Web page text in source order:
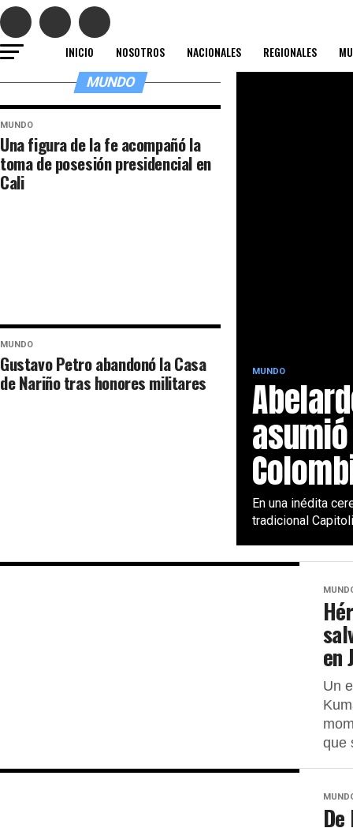
INICIO NOSOTROS NACIONALES REGIONALES
MUNDO
En una inédita
tradicional
MUNDO
MUNDO
Una figura de la fe acompañó la
toma de posesión presidencial en
Cali
MUNDO
Gustavo Petro abandonó la Casa
de Nariño tras honores militares
en
Un
que